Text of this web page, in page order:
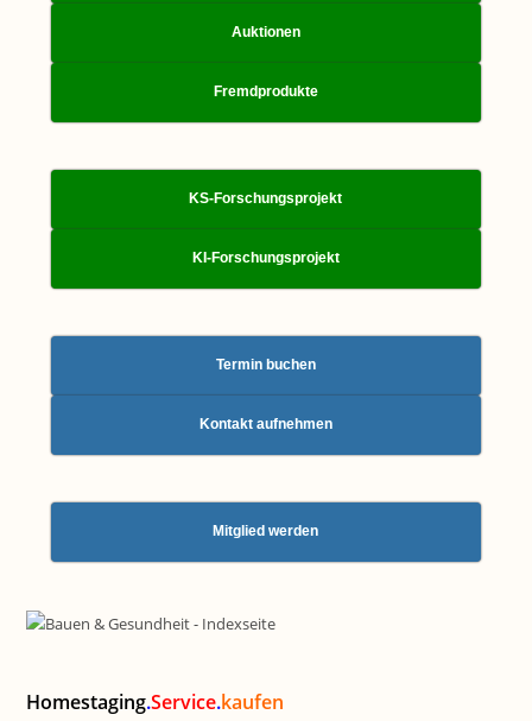
Auktionen
Fremdprodukte
KS-Forschungsprojekt
KI-Forschungsprojekt
Termin buchen
Kontakt aufnehmen
Mitglied werden
Homestaging.Service.kaufen